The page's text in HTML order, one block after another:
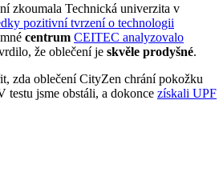
zkoumala Technická univerzita v
pozitivní tvrzení o technologii
centrum CEITEC analyzovalo
že oblečení je skvěle prodyšné.
zda oblečení CityZen chrání pokožku
testu jsme obstáli, a dokonce získali UPF